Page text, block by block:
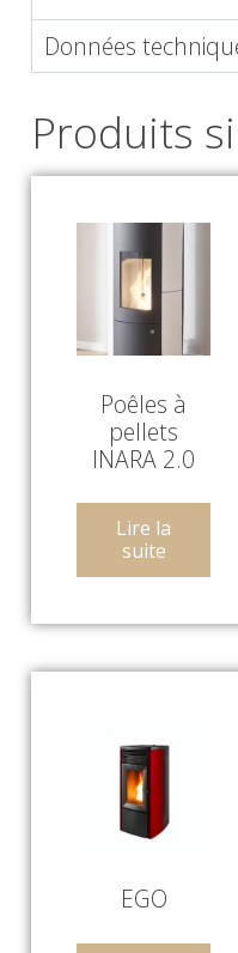
Données
Produits
Poêles à
pellets
INARA 2.0
Lire la
suite
EGO